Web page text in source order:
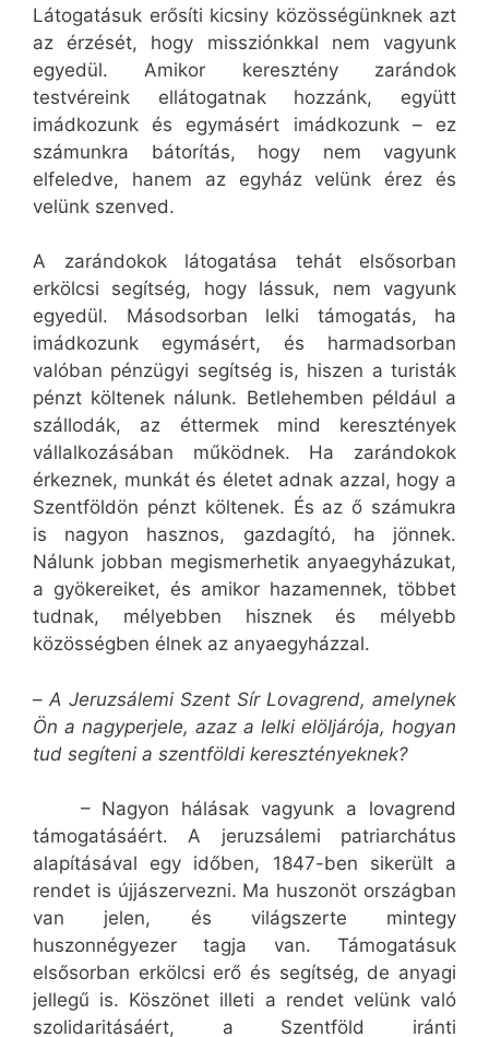
Látogatásuk erősíti kicsiny közösségünknek azt
az érzését, hogy missziónkkal nem vagyunk
egyedül. Amikor keresztény zarándok
testvéreink ellátogatnak hozzánk, együtt
imádkozunk és egymásért imádkozunk – ez
számunkra bátorítás, hogy nem vagyunk
elfeledve, hanem az egyház velünk érez és
velünk szenved.
A zarándokok látogatása tehát elsősorban
erkölcsi segítség, hogy lássuk, nem vagyunk
egyedül. Másodsorban lelki támogatás, ha
imádkozunk egymásért, és harmadsorban
valóban pénzügyi segítség is, hiszen a turisták
pénzt költenek nálunk. Betlehemben például a
szállodák, az éttermek mind keresztények
vállalkozásában működnek. Ha zarándokok
érkeznek, munkát és életet adnak azzal, hogy a
Szentföldön pénzt költenek. És az ő számukra
is nagyon hasznos, gazdagító, ha jönnek.
Nálunk jobban megismerhetik anyaegyházukat,
a gyökereiket, és amikor hazamennek, többet
tudnak, mélyebben hisznek és mélyebb
közösségben élnek az anyaegyházzal.
– A Jeruzsálemi Szent Sír Lovagrend, amelynek
Ön a nagyperjele, azaz a lelki elöljárója, hogyan
tud segíteni a szentföldi keresztényeknek?
– Nagyon hálásak vagyunk a lovagrend
támogatásáért. A jeruzsálemi patriarchátus
alapításával egy időben, 1847-ben sikerült a
rendet is újjászervezni. Ma huszonöt országban
van jelen, és világszerte mintegy
huszonnégyezer tagja van. Támogatásuk
elsősorban erkölcsi erő és segítség, de anyagi
jellegű is. Köszönet illeti a rendet velünk való
szolidaritásáért, a Szentföld iránti